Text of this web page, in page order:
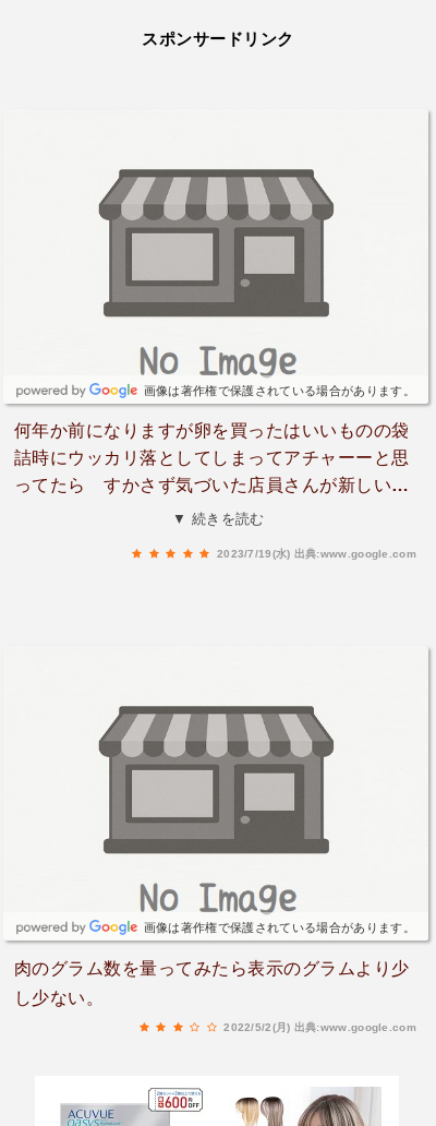
スポンサードリンク
画像は著作権で保護されている場合があります。
何年か前になりますが卵を買ったはいいものの袋
詰時にウッカリ落としてしまってアチャーーと思
ってたら すかさず気づいた店員さんが新しいパ
ックを持ってきて交換してくれました。とっても
▼ 続きを読む
2023/7/19(水) 出典:www.google.com
画像は著作権で保護されている場合があります。
肉のグラム数を量ってみたら表示のグラムより少
し少ない。
2022/5/2(月) 出典:www.google.com